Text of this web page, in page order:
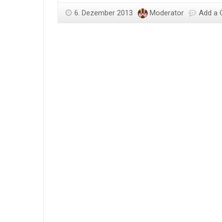
6. Dezember 2013 Moderator Add a